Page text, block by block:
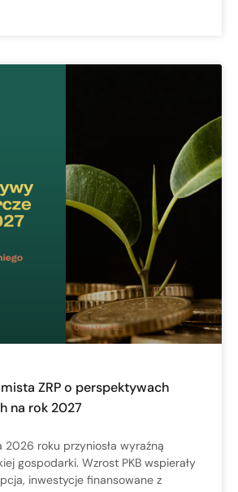
ZRP o perspektywach
na rok 2027
2026 roku przyniosła wyraźną
gospodarki. Wzrost PKB wspierały
inwestycje finansowane z